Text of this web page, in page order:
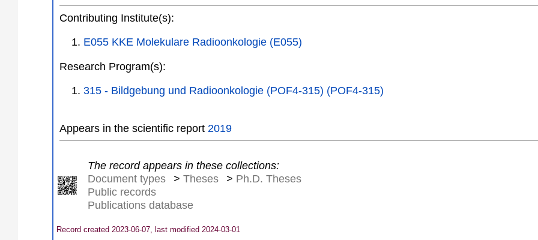
Contributing Institute(s):
E055 KKE Molekulare Radioonkologie (E055)
Research Program(s):
315 - Bildgebung und Radioonkologie (POF4-315) (POF4-315)
Appears in the scientific report 2019
The record appears in these collections:
Document types
>Theses > Ph.D. Theses
Public records
Publications database
Record created 2023-06-07, last modified 2024-03-01